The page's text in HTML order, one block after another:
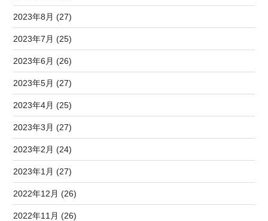
2023年8月 (27)
2023年7月 (25)
2023年6月 (26)
2023年5月 (27)
2023年4月 (25)
2023年3月 (27)
2023年2月 (24)
2023年1月 (27)
2022年12月 (26)
2022年11月 (26)